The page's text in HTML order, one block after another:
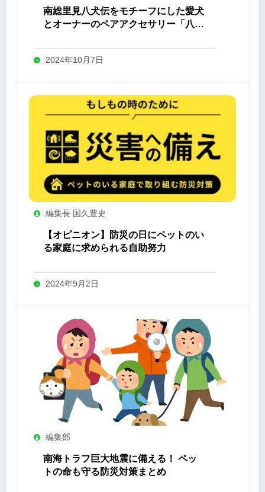
南総里見八犬伝をモチーフにした愛犬
とオーナーのペアアクセサリー「八心
2024年10月7日
編集長 国久豊史
【オピニオン】防災の日にペットのい
る家庭に求められる自助努力
2024年9月2日
編集部
南海トラフ巨大地震に備える！ ペッ
トの命も守る防災対策まとめ